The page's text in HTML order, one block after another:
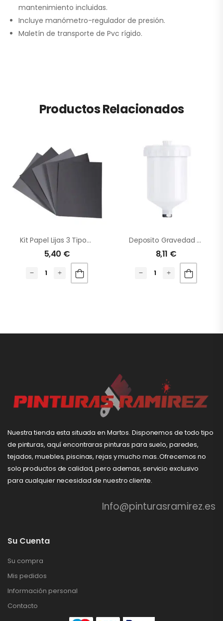
mantenimiento incluidas.
Incluye manómetro-regulador de presión.
Maletín de transporte de Pvc rígido.
Productos Relacionados
Kit Papel Lijas 3 Tipos – 6 Ud
5,40 €
Deposito Gravedad 600 Ml Werku WK500180
8,11 €
Nuestra tienda esta situada en Martos. Disponemos de todo tipo
de pinturas, aquí encontraras pinturas para suelo, paredes,
tejados, muebles, piscinas, rejas y mucho mas..Ofrecemos no
solo productos de calidad, pero ademas, servicio exclusivo
para cualquier necesidad de nuestro cliente.
Info@pinturasramirez.es
Su Cuenta
Su compra
Mis pedidos
Información personal
Contacto